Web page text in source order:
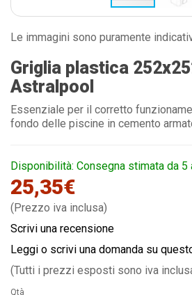
Le immagini sono puramente
Griglia plastica
Astralpool
Essenziale per il corretto
fondo delle piscine in cemento
Disponibilità: Consegna stimata da 5
25,35€
(Prezzo iva inclusa)
Scrivi una recensione
Leggi o scrivi una domanda su
(Tutti i prezzi esposti sono iva
Qtà